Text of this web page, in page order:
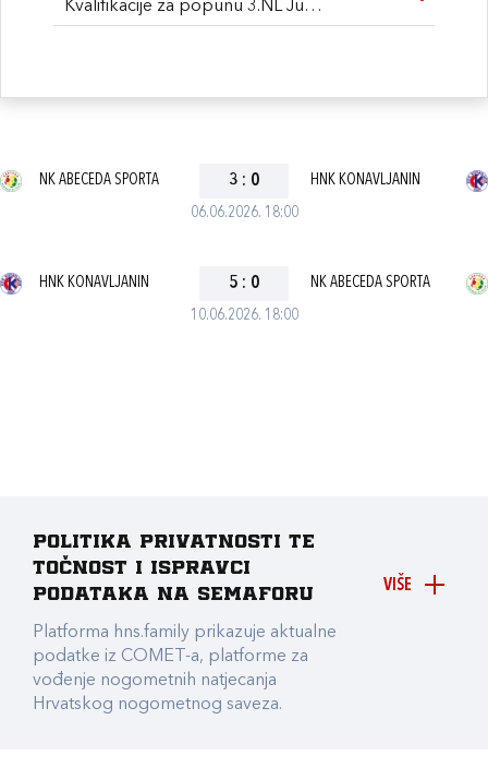
Kvalifikacije za popunu 3.NL Jug 2026
06.06.2026. 18:00
NK ABECEDA SPORTA 3 : 0 HNK KONAVLJANIN
10.06.2026. 18:00
HNK KONAVLJANIN 5 : 0 NK ABECEDA SPORTA
VIŠE
Politika privatnosti te
točnost i ispravci
podataka na Semaforu
Platforma hns.family prikazuje aktualne
podatke iz COMET-a, platforme za
vođenje nogometnih natjecanja
Hrvatskog nogometnog saveza.